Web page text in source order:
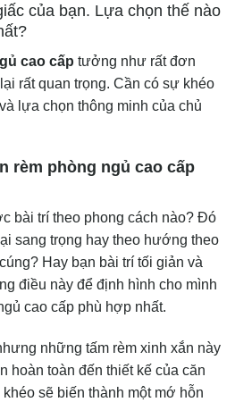
của bạn. Lựa chọn thế nào
cao cấp tưởng như rất đơn
rất quan trọng. Cần có sự khéo
lựa chọn thông minh của chủ
rèm phòng ngủ cao cấp
bài trí theo phong cách nào? Đó
sang trọng hay theo hướng theo
Hay bạn bài trí tối giản và
điều này để định hình cho mình
cao cấp phù hợp nhất.
những tấm rèm xinh xắn này
hoàn toàn đến thiết kế của căn
sẽ biến thành một mớ hỗn